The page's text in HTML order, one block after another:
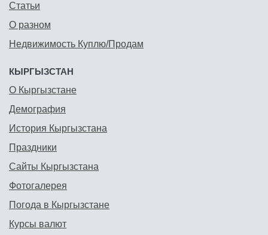
Статьи
О разном
Недвижимость Куплю/Продам
КЫРГЫЗСТАН
О Кыргызстане
Демография
История Кыргызстана
Праздники
Сайты Кыргызстана
Фотогалерея
Погода в Кыргызстане
Курсы валют